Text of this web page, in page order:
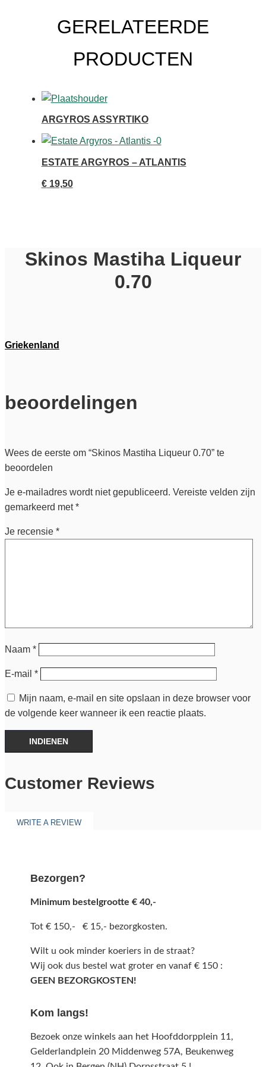
GERELATEERDE
PRODUCTEN
ARGYROS ASSYRTIKO
ESTATE ARGYROS – ATLANTIS
€19,50
Skinos Mastiha Liqueur
0.70
Griekenland
beoordelingen
Wees de eerste om “Skinos Mastiha Liqueur 0.70” te
beoordelen
Je e-mailadres wordt niet gepubliceerd. Vereiste velden zijn
gemarkeerd met*
Je recensie *
Naam *
E-mail *
Mijn naam, e-mail en site opslaan in deze browser voor
de volgende keer wanneer ik een reactie plaats.
INDIENEN
Customer Reviews
WRITE A REVIEW
Bezorgen?
Minimum bestelgrootte € 40,-
Tot € 150,- € 15,- bezorgkosten.
Wilt u ook minder koeriers in de straat?
Wij ook dus bestel wat groter en vanaf € 150 :
GEEN BEZORGKOSTEN!
Kom langs!
Bezoek onze winkels aan het Hoofddorpplein 11,
Gelderlandplein 20 Middenweg 57A, Beukenweg